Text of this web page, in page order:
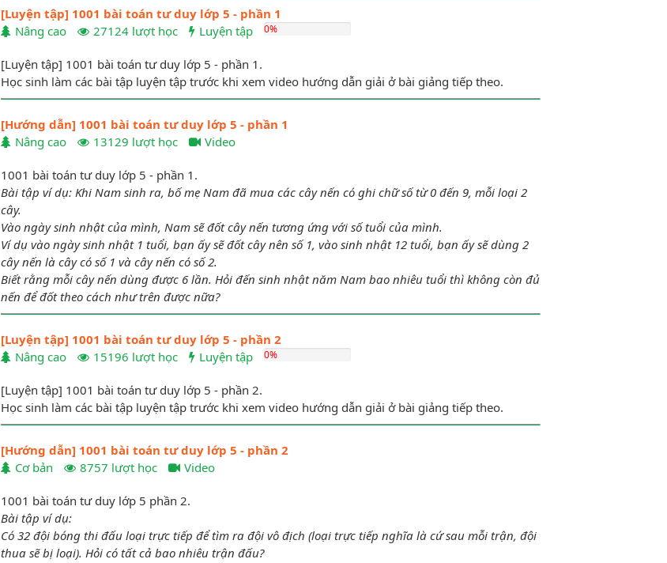
Bài 12:Cho dãy số 1, 1, 2, 3, 5, 8, 13, ..., 89. Hãy điền đủ các số hạng vào phần trống rồi xoá đi
một nửa số chữ số của dãy mà vẫn giữ nguyên thứ tự của các chữ số còn lại để được một số nhỏ
nhất. Viết số đó.
Bài 2: Trong dãy lặp lại dưới đây, chữ cái thứ 78 sẽ là chữ gì?
ABBCCD ABBCCD ...
[Luyện tập] 1001 bài toán tư duy lớp 5 - phần 1
Nâng cao
27124 lượt học Luyện tập 0%
[Luyện tập] 1001 bài toán tư duy lớp 5 - phần 1.
Học sinh làm các bài tập luyện tập trước khi xem video hướng dẫn giải ở bài giảng tiếp theo.
[Hướng dẫn] 1001 bài toán tư duy lớp 5 - phần 1
Nâng cao
13129 lượt học Video
1001 bài toán tư duy lớp 5 - phần 1.
Bài tập ví dụ: Khi Nam sinh ra, bố mẹ Nam đã mua các cây nến có ghi chữ số từ 0 đến 9, mỗi loại 2
cây.
Vào ngày sinh nhật của mình, Nam sẽ đốt cây nến tương ứng với số tuổi của mình.
Ví dụ vào ngày sinh nhật 1 tuổi, bạn ấy sẽ đốt cây nên số 1, vào sinh nhật 12 tuổi, bạn ấy sẽ dùng 2
cây nến là cây có số 1 và cây nến có số 2.
Biết rằng mỗi cây nến dùng được 6 lần. Hỏi đến sinh nhật năm Nam bao nhiêu tuổi thì không còn đủ
nến để đốt theo cách như trên được nữa?​
[Luyện tập] 1001 bài toán tư duy lớp 5 - phần 2
Nâng cao
15196 lượt học Luyện tập 0%
[Luyện tập] 1001 bài toán tư duy lớp 5 - phần 2.
Học sinh làm các bài tập luyện tập trước khi xem video hướng dẫn giải ở bài giảng tiếp theo.
[Hướng dẫn] 1001 bài toán tư duy lớp 5 - phần 2
Cơ bản
8757 lượt học Video
1001 bài toán tư duy lớp 5 phần 2.
Bài tập ví dụ:
Có 32 đội bóng thi đấu loại trực tiếp để tìm ra đội vô địch (loại trực tiếp nghĩa là cứ sau mỗi trận, đội
thua sẽ bị loại). Hỏi có tất cả bao nhiêu trận đấu?